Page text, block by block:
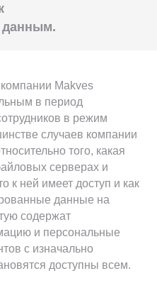
данным.
Makves
в период
в режим
случаев компании
того, какая
серверах и
к ней имеет доступ и как
данные на
содержат
и персональные
с изначально
доступны всем.